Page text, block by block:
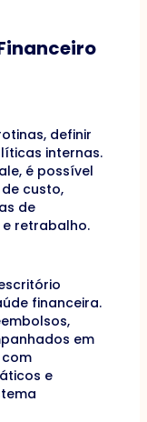
definir
internas.
é possível
custo,
de
retrabalho.
financeira.
em
e